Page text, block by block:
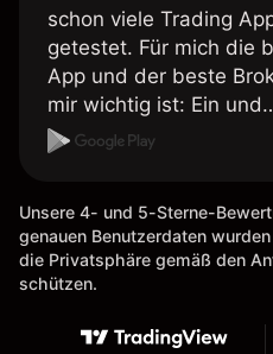
schon viele Trading
getestet. Für mich die
App und der beste
mir wichtig ist: Ein und
Auszahlungen per
möglich. Berichte,
Eine
bei Naga ist wäre
Unsere 4- und 5-Sterne-
genauen Benutzerdaten
die Privatsphäre gemäß den
schützen.